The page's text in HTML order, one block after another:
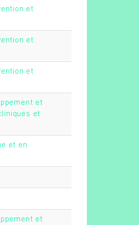
et
et
et
et
et
et en
et